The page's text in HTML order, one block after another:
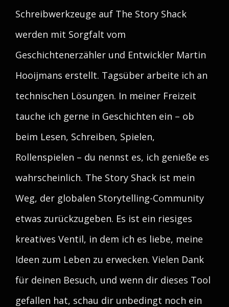
Schreibwerkzeuge auf The Story Shack
werden mit Sorgfalt vom
Geschichtenerzähler und Entwickler Martin
Hooijmans erstellt. Tagsüber arbeite ich an
technischen Lösungen. In meiner Freizeit
tauche ich gerne in Geschichten ein – ob
beim Lesen, Schreiben, Spielen,
Rollenspielen – du nennst es, ich genieße es
wahrscheinlich. The Story Shack ist mein
Weg, der globalen Storytelling-Community
etwas zurückzugeben. Es ist ein riesiges
kreatives Ventil, in dem ich es liebe, meine
Ideen zum Leben zu erwecken. Vielen Dank
für deinen Besuch, und wenn dir dieses Tool
gefallen hat, schau dir unbedingt noch ein